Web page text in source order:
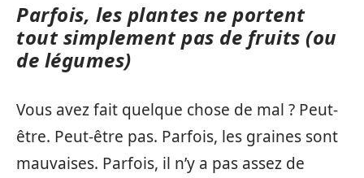
Parfois, les plantes ne portent
tout simplement pas de fruits (ou
de légumes)
Vous avez fait quelque chose de mal ? Peut-
être. Peut-être pas. Parfois, les graines sont
mauvaises. Parfois, il n’y a pas assez de